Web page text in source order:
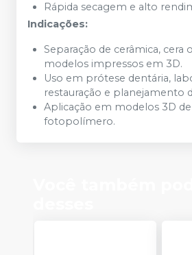
Rápida secagem e alto
Indicações:
Separação de cerâmica, cera
modelos impressos em 3D.
Uso em prótese dentária,
restauração e planejamento
Aplicação em modelos 3D
fotopolímero.